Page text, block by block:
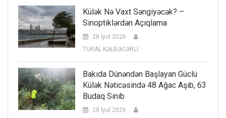
Külək Nə Vaxt Səngiyəcək? –
Sinoptiklərdən Açıqlama
28 İyul 2026
TURAL KƏLBƏCƏRLİ
Bakıda Dünəndən Başlayan Güclü
Külək Nəticəsində 48 Ağac Aşıb, 63
Budaq Sınıb
28 İyul 2026